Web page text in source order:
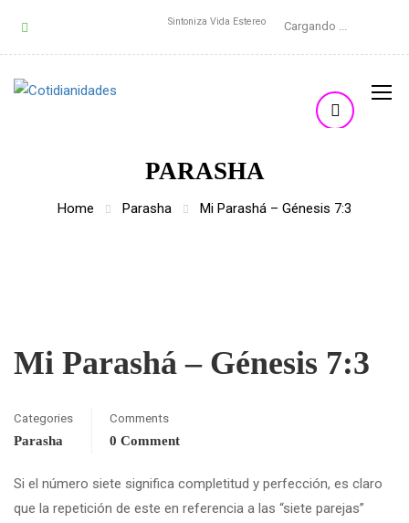
Sintoniza Vida Estereo Cargando ...
PARASHA
Home Parasha Mi Parashá – Génesis 7:3
Mi Parashá – Génesis 7:3
Categories
Parasha
Comments
0 Comment
Si el número siete significa completitud y perfección, es claro
que la repetición de este en referencia a las “siete parejas”